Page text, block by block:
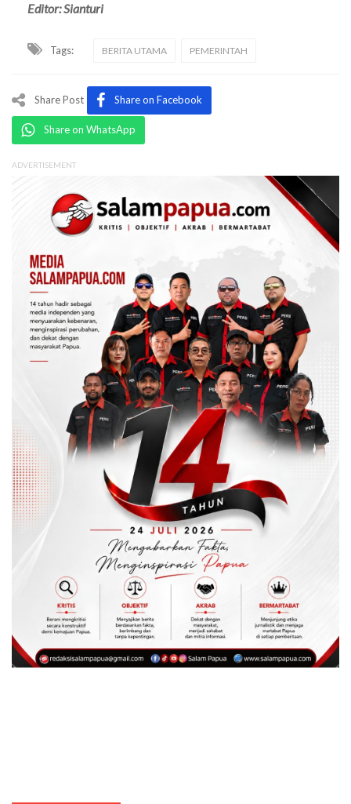
Editor: Sianturi
Tags: BERITA UTAMA PEMERINTAH
Share Post Share on Facebook
Share on WhatsApp
ADVERTISEMENT